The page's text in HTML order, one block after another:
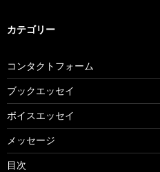
カテゴリー
コンタクトフォーム
ブックエッセイ
ボイスエッセイ
メッセージ
目次